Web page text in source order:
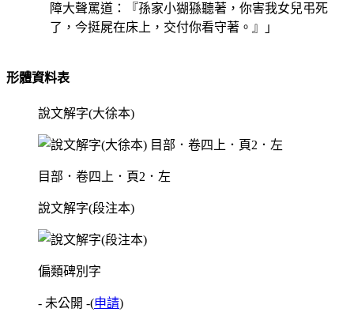
障大聲罵道：『孫家小猢猻聽著，你害我女兒弔死
了，今挺屍在床上，交付你看守著。』」
形體資料表
說文解字(大徐本)
目部．卷四上．頁2．左
說文解字(段注本)
偏類碑別字
- 未公開 -(申請)